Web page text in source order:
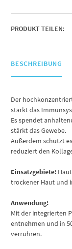
PRODUKT TEILEN:
BESCHREIBUNG
Der
stärkt das
Es spendet
stärkt das Gewebe.
Außerdem schützt
reduziert den
Einsatzgebiete:
trockener Haut und
Anwendung:
Mit der integrierten
entnehmen und in
verrühren.